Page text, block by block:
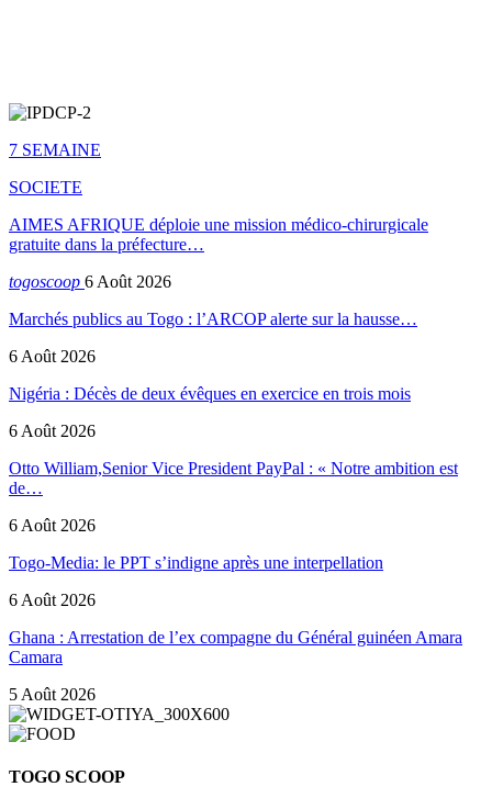
7 SEMAINE
SOCIETE
AIMES AFRIQUE déploie une mission médico-chirurgicale
gratuite dans la préfecture…
togoscoop 6 Août 2026
Marchés publics au Togo : l’ARCOP alerte sur la hausse…
6 Août 2026
Nigéria : Décès de deux évêques en exercice en trois mois
6 Août 2026
Otto William,Senior Vice President PayPal : « Notre ambition est
de…
6 Août 2026
Togo-Media: le PPT s’indigne après une interpellation
6 Août 2026
Ghana : Arrestation de l’ex compagne du Général guinéen Amara
Camara
5 Août 2026
TOGO SCOOP